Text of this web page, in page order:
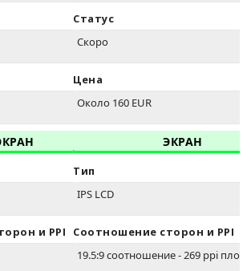
и PPI
Статус
Скоро
Цена
Около 160 EUR
ЭКРАН
Тип
IPS LCD
Соотношение сторон и PPI
19.5:9 соотношение - 269 ppi